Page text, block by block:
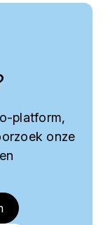
platform,
onze